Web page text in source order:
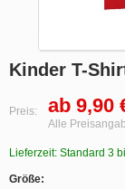
Kinder T-
Preis: ab 9,90
Alle
Lieferzeit: Standard 3
Größe: